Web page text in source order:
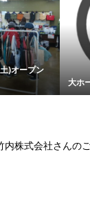
)オープン
大ホ
内株式会社さんの